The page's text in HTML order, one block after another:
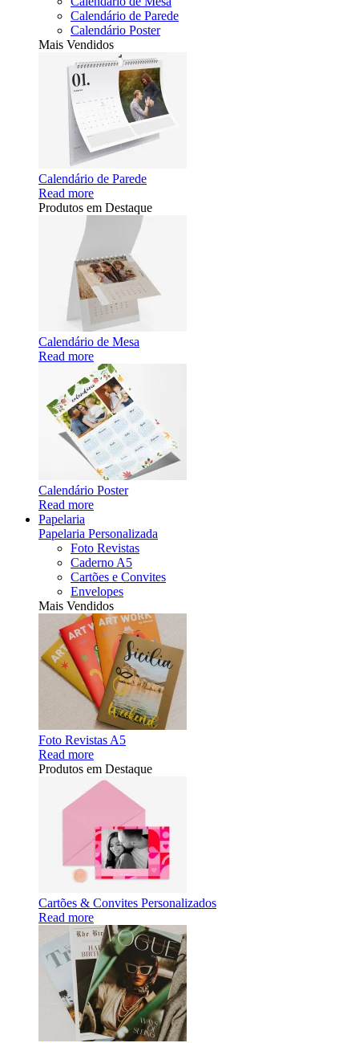
Calendário de Parede
Calendário Poster
Mais Vendidos
Calendário de Parede
Read more
Produtos em Destaque
Calendário de Mesa
Read more
Calendário Poster
Read more
Papelaria
Papelaria Personalizada
Foto Revistas
Caderno A5
Cartões e Convites
Envelopes
Mais Vendidos
Foto Revistas A5
Read more
Produtos em Destaque
Cartões & Convites Personalizados
Read more